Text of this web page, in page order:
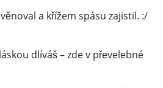
a křížem spásu zajistil. :/
dlíváš – zde v převelebné